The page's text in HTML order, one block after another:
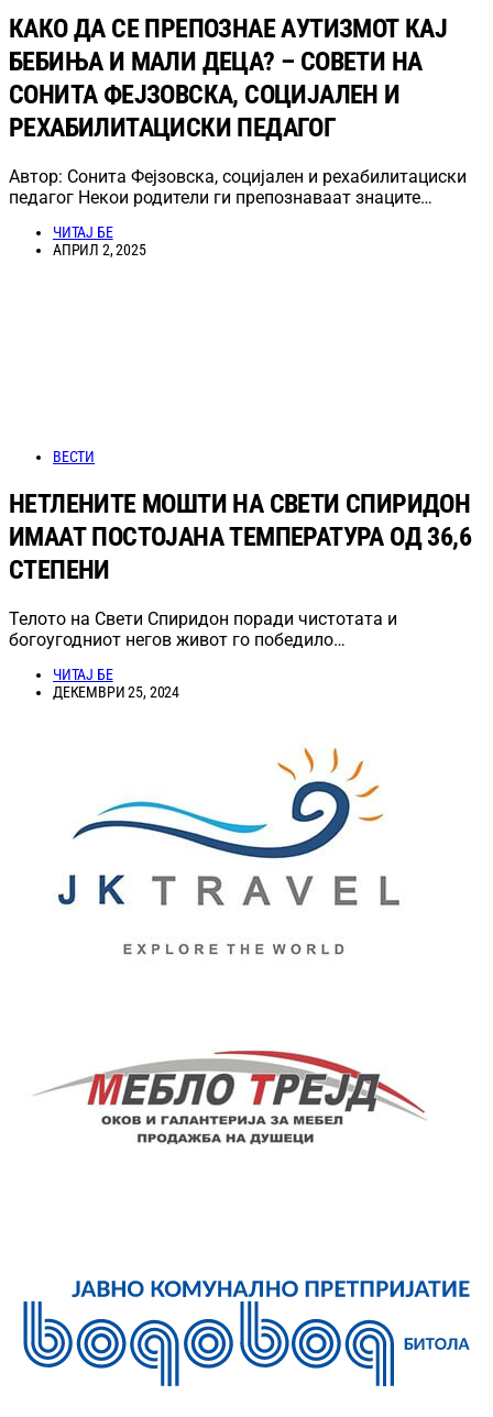
КАКО ДА СЕ ПРЕПОЗНАЕ АУТИЗМОТ КАЈ
БЕБИЊА И МАЛИ ДЕЦА? – СОВЕТИ НА
СОНИТА ФЕЈЗОВСКА, СОЦИЈАЛЕН И
РЕХАБИЛИТАЦИСКИ ПЕДАГОГ
Автор: Сонита Фејзовска, социјален и рехабилитациски
педагог Некои родители ги препознаваат знаците…
ЧИТАЈ БЕ
АПРИЛ 2, 2025
ВЕСТИ
НЕТЛЕНИТЕ МОШТИ НА СВЕТИ СПИРИДОН
ИМААТ ПОСТОЈАНА ТЕМПЕРАТУРА ОД 36,6
СТЕПЕНИ
Телото на Свети Спиридон поради чистотата и
богоугодниот негов живот го победило…
ЧИТАЈ БЕ
ДЕКЕМВРИ 25, 2024